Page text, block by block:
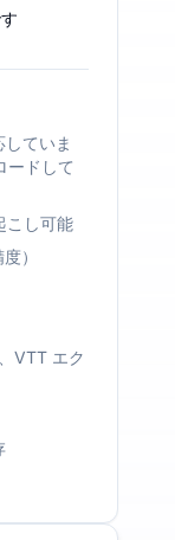
ていま
ードして
こし可能
）
VTT エク